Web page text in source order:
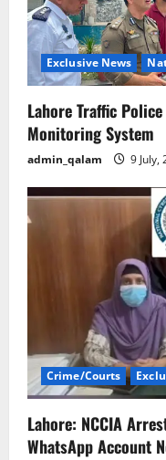
Exclusive News
Lahore Traffic
Monitoring System
admin_qalam 9 July,
Crime/Courts
Lahore: NCCIA
WhatsApp Account